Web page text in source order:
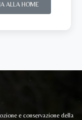
ALLA HOME
e conservazione della